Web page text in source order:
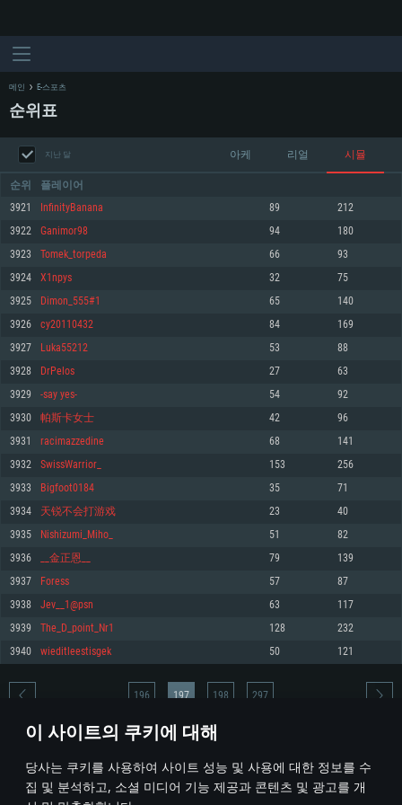
이 사이트의 쿠키에 대해
당사는 쿠키를 사용하여 사이트 성능 및 사용에 대한 정보를 수
집 및 분석하고, 소셜 미디어 기능 제공과 콘텐츠 및 광고를 개
최소사양
운영체제: Windows 10 (64 bit)
프로세서: 2.2 GHz 듀얼코어 이상
메모리: 4GB
그래픽 카드: DirectX 11 이상을 지원하는 AMD Radeon 77XX / NVIDIA
GeForce GT 660. 최소 사양 해상도: 720p
네트워크: 브로드밴드 인터넷
여유 저장 공간: 22.1 GB (최소 클라이언트)
권장 사양
570 혹은 그 이상
여유 저장 공간: 62.2 GB (전체 클라이언트)
최소사양
운영체제: Mac OS Big Sur 11.0
프로세서: 최소 2.2 GHz의 Core i5 (Intel Xeon 은 지원하지 않습니다)
메모리: 6 GB
그래픽 카드: Metal 을 지원하는 Intel Iris Pro 5200 (Mac), 혹은 이와 비슷한 성
능을 가지는 Mac 버전의 AMD/Nvidia. 최소 해상도: 720p
네트워크: 브로드밴드 인터넷
여유 저장 공간: 22.1 GB (최소 클라이언트)
권장 사양
네트워크: 브로드밴드 인터넷
여유 저장 공간: 62.2 GB (전체 클라이언트)
최소사양
운영체제: 64bit Linux 중 최신 버전
프로세서: 2.4 GHz 듀얼코어
메모리: 4 GB
그래픽 카드: Vulkan 을 지원하고, 최신 그래픽 드라이버를 지원하는 NVIDIA
660 (6개월 미만) 혹은 그와 동급의 성능을 가지며 최신 그래픽 드라이버를 지
원하는 AMD (6개월 미만; 최소사양 지원 해상도 720p)
네트워크: 브로드밴드 인터넷
여유 저장 공간: 22.1 GB (최소 클라이언트)
권장 사양
운영체제: Ubuntu 20.04 64bit
프로세서: Intel Core i7
메모리: 16 GB
그래픽 카드: Vulkan 을 지원하고, 최신 그래픽 드라이버를 지원하는 NVIDIA
1060 (6개월 미만) 혹은 그와 동급의 성능을 가지며 최신 그래픽 드라이버를
지원하는 AMD RX 570 (6개월 미만; 최소사양 지원 해상도 720p) 이상
여유 저장 공간: 62.2 GB (전체 클라이언트)
메인 E-스포츠
순위표
지난 달 아케 리얼 시뮬
순위 플레이어
3921 InfinityBanana 89 212
3922 Ganimor98 94 180
3923 Tomek_torpeda 66 93
3924 X1npys 32 75
3925 Dimon_555#1 65 140
3926 cy20110432 84 169
3927 Luka55212 53 88
3928 DrPelos 27 63
3929 -say yes- 54 92
3930 帕斯卡女士 42 96
3931 racimazzedine 68 141
3932 SwissWarrior_ 153 256
3933 Bigfoot0184 35 71
3934 天锐不会打游戏 23 40
3935 Nishizumi_Miho_ 51 82
3936 __金正恩__ 79 139
3937 Foress 57 87
3938 Jev__1@psn 63 117
3939 The_D_point_Nr1 128 232
3940 wieditleestisgek 50 121
* 순위표는 매일 1회 갱신됩니다
196 197 198 297